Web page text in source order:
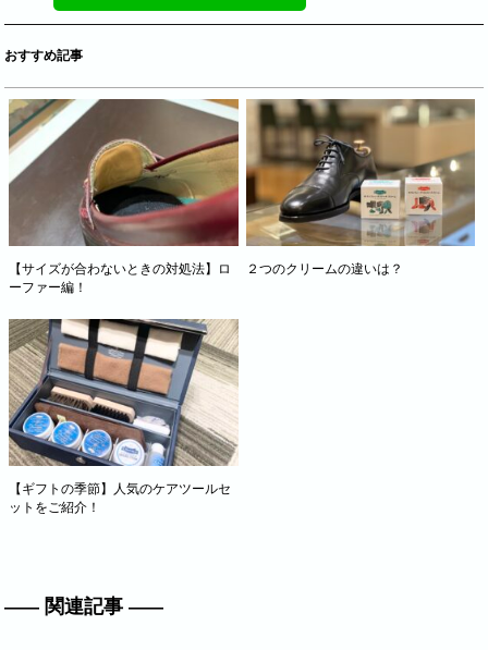
おすすめ記事
【サイズが合わないときの対処法】ロ
ーファー編！
２つのクリームの違いは？
【ギフトの季節】人気のケアツールセ
ットをご紹介！
関連記事